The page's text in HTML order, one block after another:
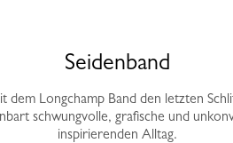
Seidenband
dem Longchamp Band den letzten
schwungvolle, grafische und
inspirierenden Alltag.